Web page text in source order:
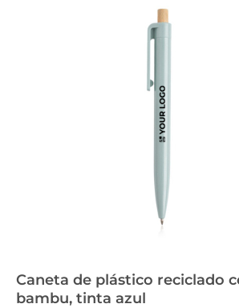
Caneta de plástico reciclado
bambu, tinta azul